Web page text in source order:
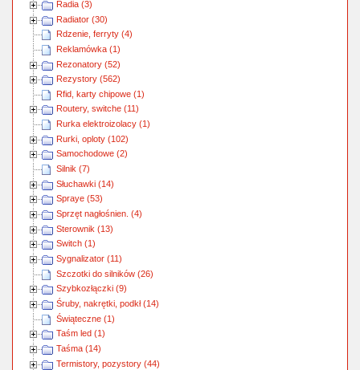
Radia (3)
Radiator (30)
Rdzenie, ferryty (4)
Reklamówka (1)
Rezonatory (52)
Rezystory (562)
Rfid, karty chipowe (1)
Routery, switche (11)
Rurka elektroizolacy (1)
Rurki, oploty (102)
Samochodowe (2)
Silnik (7)
Słuchawki (14)
Spraye (53)
Sprzęt nagłośnien. (4)
Sterownik (13)
Switch (1)
Sygnalizator (11)
Szczotki do silników (26)
Szybkozłączki (9)
Śruby, nakrętki, podkł (14)
Świąteczne (1)
Taśm led (1)
Taśma (14)
Termistory, pozystory (44)